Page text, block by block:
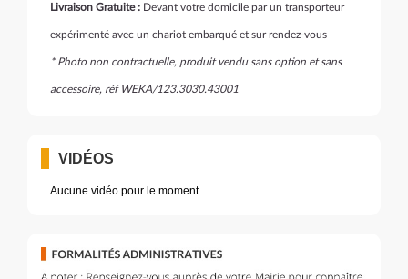
Livraison Gratuite : Devant votre domicile par un transporteur
expérimenté avec un chariot embarqué et sur rendez-vous
* Photo non contractuelle, produit vendu sans option et sans
accessoire, réf WEKA/123.3030.43001
VIDÉOS
Aucune vidéo pour le moment